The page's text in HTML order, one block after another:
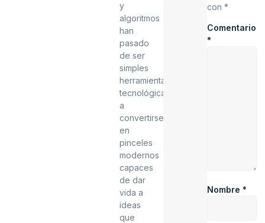
y
algoritmos
han
pasado
de ser
simples
herramientas
tecnológicas
a
convertirse
en
pinceles
modernos
capaces
de dar
vida a
ideas
que
con*
Comentario
*
Nombre*